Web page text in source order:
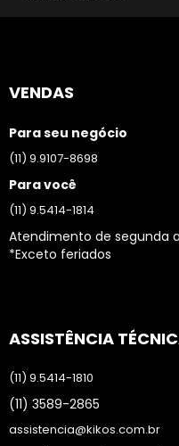
VENDAS
Para seu negócio
(11) 9.9107-8698
Para você
(11) 9.5414-1814
Atendimento de segunda
*Exceto feriados
ASSISTÊNCIA
(11) 9.5414-1810
(11) 3589-2865
assistencia@kikos.com.br